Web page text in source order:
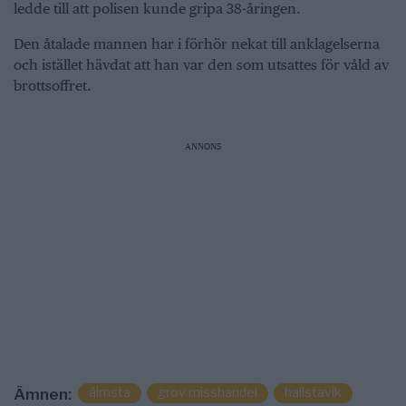
ledde till att polisen kunde gripa 38-åringen.
Den åtalade mannen har i förhör nekat till anklagelserna
och istället hävdat att han var den som utsattes för våld av
brottsoffret.
ANNONS
Ämnen: älmsta grov misshandel
hallstavik